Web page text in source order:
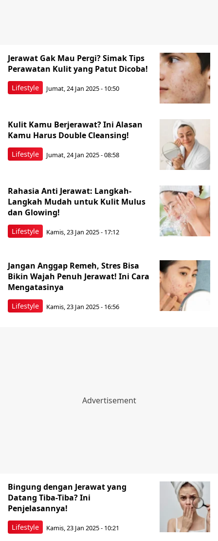
Lifestyle
Jerawat Gak Mau Pergi? Simak Tips
Perawatan Kulit yang Patut Dicoba!
Jumat, 24 Jan 2025 - 10:50
Lifestyle
Kulit Kamu Berjerawat? Ini Alasan
Kamu Harus Double Cleansing!
Jumat, 24 Jan 2025 - 08:58
Lifestyle
Rahasia Anti Jerawat: Langkah-
Langkah Mudah untuk Kulit Mulus
dan Glowing!
Kamis, 23 Jan 2025 - 17:12
Lifestyle
Jangan Anggap Remeh, Stres Bisa
Bikin Wajah Penuh Jerawat! Ini Cara
Mengatasinya
Kamis, 23 Jan 2025 - 16:56
Lifestyle
Bingung dengan Jerawat yang
Datang Tiba-Tiba? Ini
Penjelasannya!
Kamis, 23 Jan 2025 - 10:21